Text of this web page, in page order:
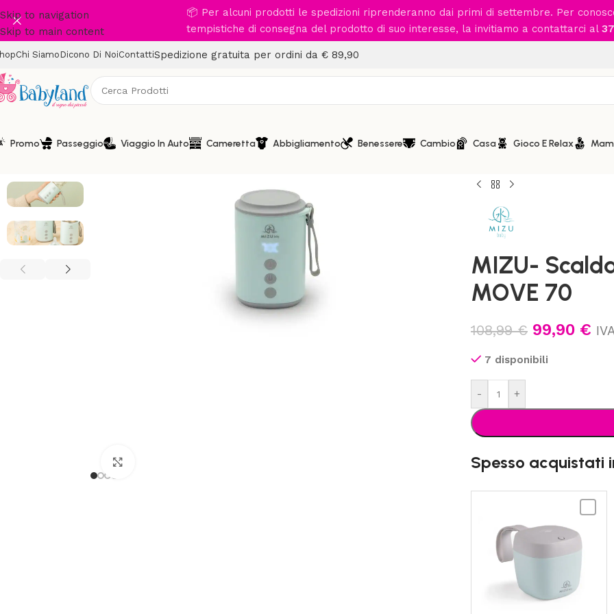
Skip to navigation
Skip to main content
📦 Per alcuni prodotti le spedizioni riprenderanno dai primi di settembre. Per
tempistiche di consegna del prodotto di suo interesse, la invitiamo a contattarci al
Chi Siamo Dicono Di NoiContattiSpedizione gratuita per ordini da € 89,90
Promo Passeggio Viaggio In Auto Cameretta Abbigliamento Benessere Cambio Casa Gioco E Relax
Home/Casa Scalda
MIZU-
MOVE 70
108,99€ 99,90 €
7 disponibili
- +
Spesso acquistati